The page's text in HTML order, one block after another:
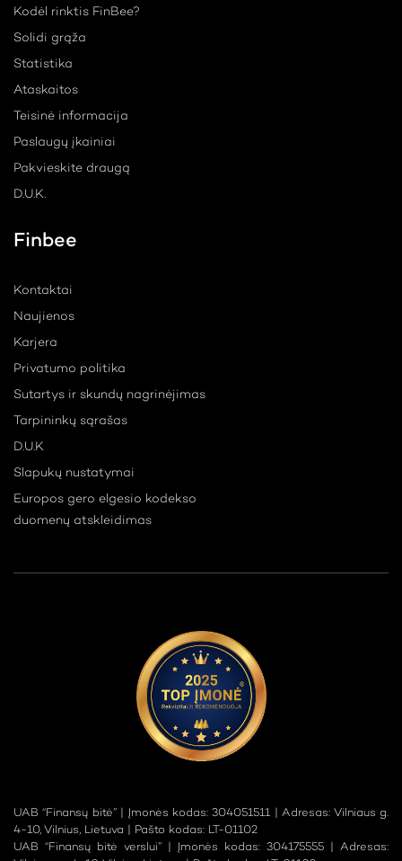
Kodėl rinktis FinBee?
Solidi grąža
Statistika
Ataskaitos
Teisinė informacija
Paslaugų įkainiai
Pakvieskite draugą
D.U.K.
Finbee
Kontaktai
Naujienos
Karjera
Privatumo politika
Sutartys ir skundų nagrinėjimas
Tarpininkų sąrašas
D.U.K
Slapukų nustatymai
Europos gero elgesio kodekso
duomenų atskleidimas
UAB “Finansų bitė” | Įmonės kodas: 304051511 | Adresas: Vilniaus g.
4-10, Vilnius, Lietuva | Pašto kodas: LT-01102
UAB “Finansų bitė verslui” | Įmonės kodas: 304175555 | Adresas: